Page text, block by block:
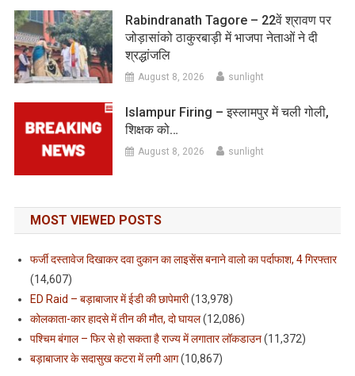
Rabindranath Tagore – 22वें श्रावण पर
जोड़ासांको ठाकुरबाड़ी में भाजपा नेताओं ने दी
श्रद्धांजलि
August 8, 2026 sunlight
Islampur Firing – इस्लामपुर में चली गोली,
शिक्षक को…
August 8, 2026 sunlight
MOST VIEWED POSTS
फर्जी दस्तावेज दिखाकर दवा दुकान का लाइसेंस बनाने वालो का पर्दाफाश, 4 गिरफ्तार
(14,607)
ED Raid – बड़ाबाजार में ईडी की छापेमारी(13,978)
कोलकाता-कार हादसे में तीन की मौत, दो घायल(12,086)
पश्चिम बंगाल – फिर से हो सकता है राज्य में लगातार लॉकडाउन(11,372)
बड़ाबाजार के सदासुख कटरा में लगी आग(10,867)